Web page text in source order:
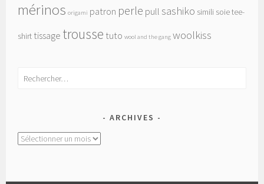
mérinos origami patron perle pull sashiko simili soietee-
shirt tissage trousse tuto wool and the gang woolkiss
Rechercher :
ARCHIVES
Archives